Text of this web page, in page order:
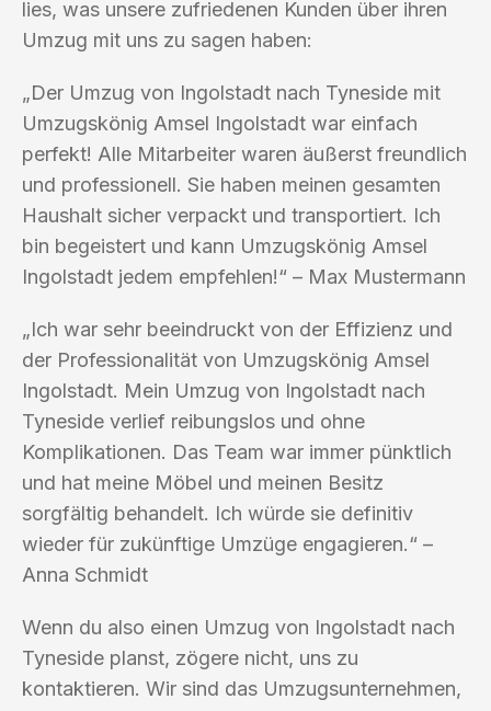
lies, was unsere zufriedenen Kunden über ihren
Umzug mit uns zu sagen haben:
„Der Umzug von Ingolstadt nach Tyneside mit
Umzugskönig Amsel Ingolstadt war einfach
perfekt! Alle Mitarbeiter waren äußerst freundlich
und professionell. Sie haben meinen gesamten
Haushalt sicher verpackt und transportiert. Ich
bin begeistert und kann Umzugskönig Amsel
Ingolstadt jedem empfehlen!“ – Max Mustermann
„Ich war sehr beeindruckt von der Effizienz und
der Professionalität von Umzugskönig Amsel
Ingolstadt. Mein Umzug von Ingolstadt nach
Tyneside verlief reibungslos und ohne
Komplikationen. Das Team war immer pünktlich
und hat meine Möbel und meinen Besitz
sorgfältig behandelt. Ich würde sie definitiv
wieder für zukünftige Umzüge engagieren.“ –
Anna Schmidt
Wenn du also einen Umzug von Ingolstadt nach
Tyneside planst, zögere nicht, uns zu
kontaktieren. Wir sind das Umzugsunternehmen,